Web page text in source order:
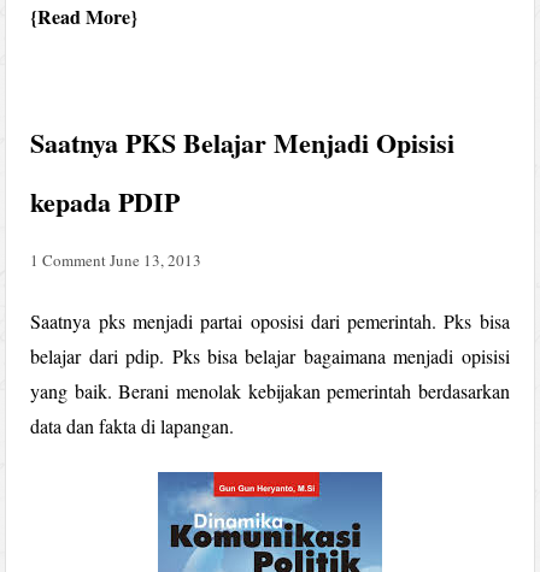
Read More
Saatnya PKS Belajar Menjadi Opisisi
kepada PDIP
1 Comment June 13, 2013
Saatnya pks menjadi partai oposisi dari pemerintah. Pks bisa
belajar dari pdip. Pks bisa belajar bagaimana menjadi opisisi
yang baik. Berani menolak kebijakan pemerintah berdasarkan
data dan fakta di lapangan.